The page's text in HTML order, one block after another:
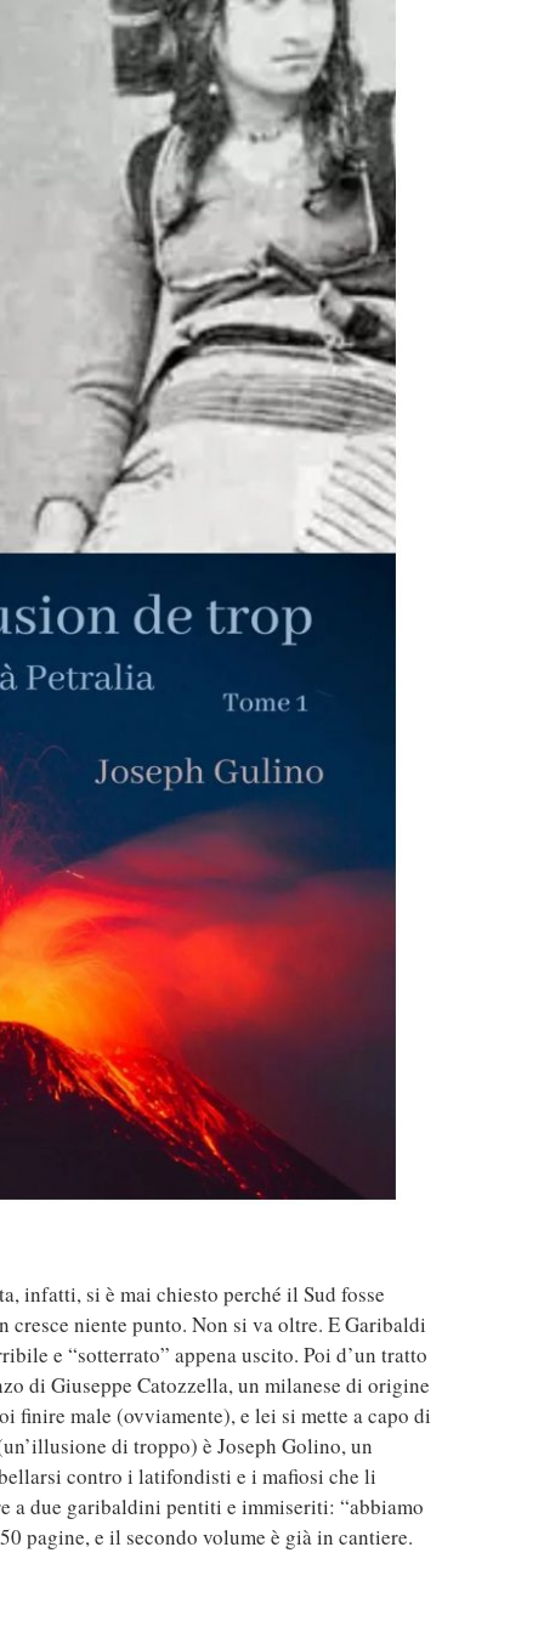
infatti, si è mai chiesto perché il Sud fosse
niente punto. Non si va oltre. E Garibaldi
e “sotterrato” appena uscito. Poi d’un tratto
di Giuseppe Catozzella, un milanese di origine
finire male (ovviamente), e lei si mette a capo di
di troppo) è Joseph Golino, un
contro i latifondisti e i mafiosi che li
a due garibaldini pentiti e immiseriti: “abbiamo
pagine, e il secondo volume è già in cantiere.